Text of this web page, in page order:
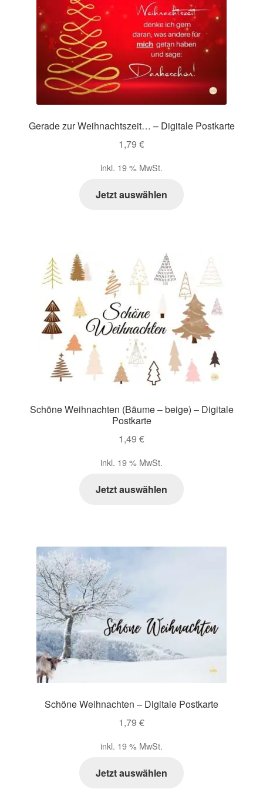
Gerade zur Weihnachtszeit… – Digitale Postkarte
1,79 €
inkl. 19 % MwSt.
Jetzt auswählen
Schöne Weihnachten (Bäume – beige) – Digitale
Postkarte
1,49 €
inkl. 19 % MwSt.
Jetzt auswählen
Schöne Weihnachten – Digitale Postkarte
1,79 €
inkl. 19 % MwSt.
Jetzt auswählen